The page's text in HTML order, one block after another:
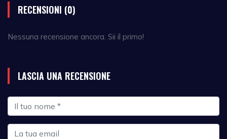
RECENSIONI (0)
Nessuna recensione ancora. Sii il primo!
LASCIA UNA RECENSIONE